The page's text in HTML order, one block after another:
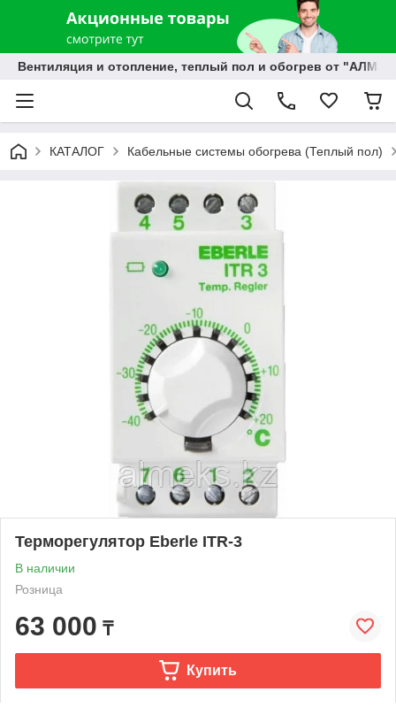
Вентиляция и отопление, теплый пол и обогрев от
КАТАЛОГ Кабельные системы обогрева (Теплый пол)
Терморегулятор Eberle ITR-3
В наличии
Розница
63 000 ₸
Купить